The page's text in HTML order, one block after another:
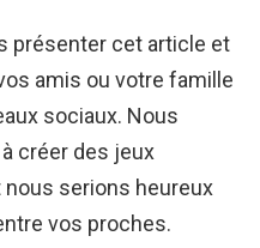
présenter cet article et
amis ou votre famille
sociaux. Nous
créer des jeux
serions heureux
vos proches.